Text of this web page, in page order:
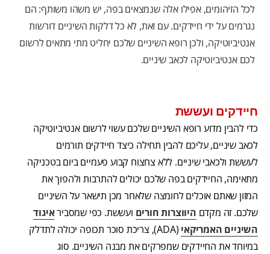
לכל הזיהומים, אפילו אלה שנמצאים בפה, יש משהו משותף: הם
נגרמים על ידי חיידקים. עם זאת, לא כל דלקות השיניים דורשות
אנטיביוטיקה, ולכן רופא השיניים שלכם יחליט מתי מתאים לרשום
לכם אנטיביוטיקה לכאב שיניים.
חיידקים ועששת
כדי להבין מדוע רופא השיניים שלכם עשוי לרשום אנטיביוטיקה
לכאב שיניים, עליכם להבין תחילה כיצד חיידקים תורמים
לעששת ולכאבי שיניים. ללא צחצוח קבוע פעמיים ביום בטכניקה
מתאימה, החיידקים בפה שלכם יכולים להתרבות ולהפוך את
המזון שאתם אוכלים לחומצה שלאחר מכן תישאר על השיניים
שלכם. זה מקדם היווצרות חורים ועששת. כפי שמסביראיגוד
השיניים האמריקאי
(ADA), צריכת סוכר תכופה יכולה לתדלק
במיוחד את החיידקים שמפרקים את מבנה השיניים. סוג